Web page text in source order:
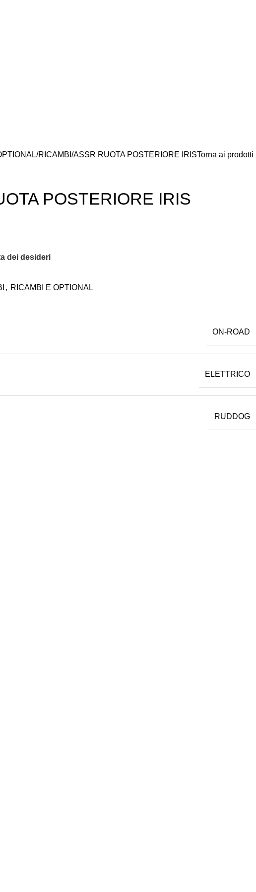
RICAMBI ASSR RUOTA POSTERIORE IRISTorna ai prodotti
POSTERIORE IRIS
dei desideri
, RICAMBI E OPTIONAL
ON-ROAD
ELETTRICO
RUDDOG